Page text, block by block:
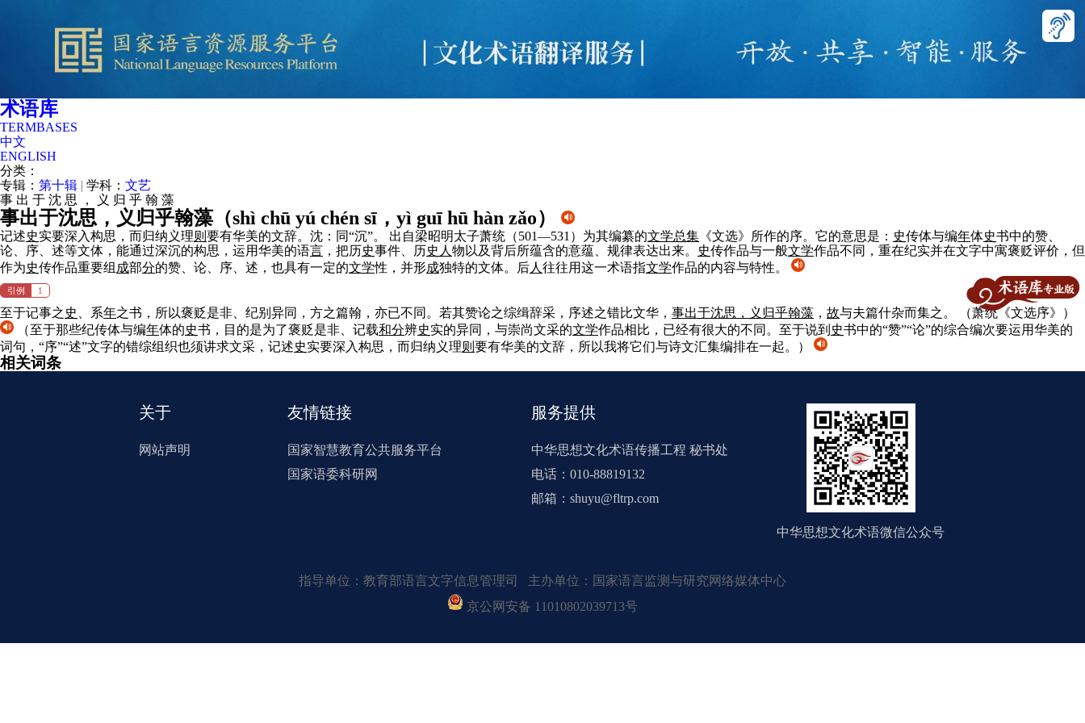
术语库
TERMBASES
中文
ENGLISH
分类：
专辑： 第十辑 | 学科： 文艺
事 出 于 沈 思 ， 义 归 乎 翰 藻
事出于沈思，义归乎翰藻（shì chū yú chén sī，yì guī hū hàn zǎo）
记述史实要深入构思，而归纳义理则 要有华美的文辞。沈：同“沉”。 出自梁昭明太子萧统（501—531）为其编纂的文学总集 《文选》所作的序。它的意思是： 史传体与编年体史书中的赞、
论、序、述等文体，能通过深沉的构思，运用华美的语言 ，把历史事件、历史 人 物以及背后所蕴含的意蕴、规律表达出来。 史传作品与一般文学作品不同，重在纪实并在文字中寓褒贬评价，但
作为史传作品重要组 成部分的赞、论、序、述，也具有一定的文学性，并形成独特的文体。后人 往往用这一术语指文学作品的内容与特性。
引例 1
至于记事之 史 、系年之书，所以褒贬是非、纪别异同，方之篇翰，亦已不同。若其赞论之综缉辞采，序述之错比文华， 事出于沈思，义归乎翰藻 ， 故与夫篇什杂而集之。
（萧统《文选序》）
（至于那些纪传体与编年体的史书，目的是为了褒贬是非、记载和分辨史实的异同，与崇尚文采的文学作品相比，已经有很大的不同。至于说到 史书中的“赞”“论”的综合编次要运用华美的
词句，“序”“述”文字的错综组织也须讲求文采，记述史实要深入构思，而归纳义理则 要有华美的文辞，所以我将它们与诗文汇集编排在一起。）
相关词条
关于
网站声明
友情链接
国家智慧教育公共服务平台
国家语委科研网
服务提供
中华思想文化术语传播工程 秘书处
电话：010-88819132
邮箱：shuyu@fltrp.com
中华思想文化术语微信公众号
指导单位：教育部语言文字信息管理司 主办单位：国家语言监测与研究网络媒体中心
京公网安备 11010802039713号